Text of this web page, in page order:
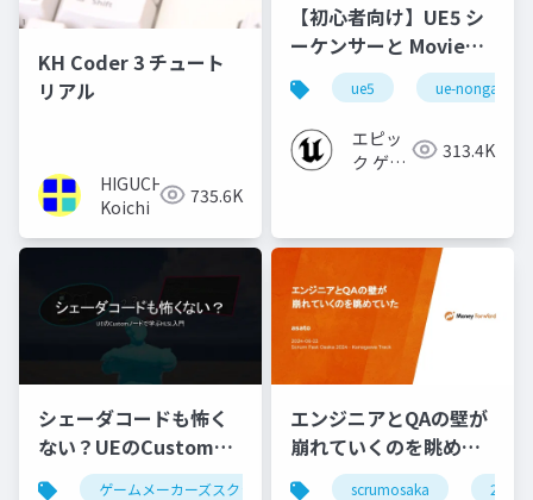
KH Coder 3 チュート
リアル
HIGUCHI
Koichi
735.6K
【初心者向け】UE5 シ
ーケンサーと Movie
Render Queue の使い
方【Cinematic Dive
2023】
ue5 ue-nongame
エピッ
ク ゲー
313.4K
シェーダコードも怖く
ない？UEのCustomノ
ードで学ぶHLSL入門
ゲームメーカーズスクランブル ゲーム制作 ue5
エンジニアとQAの壁が
崩れていくのを眺めて
いた #scrumosaka
scrumosaka 2024